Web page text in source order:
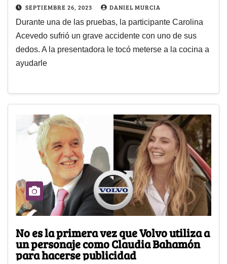
SEPTIEMBRE 26, 2023 DANIEL MURCIA
Durante una de las pruebas, la participante Carolina
Acevedo sufrió un grave accidente con uno de sus
dedos. A la presentadora le tocó meterse a la cocina a
ayudarle
No es la primera vez que Volvo utiliza a
un personaje como Claudia Bahamón
para hacerse publicidad